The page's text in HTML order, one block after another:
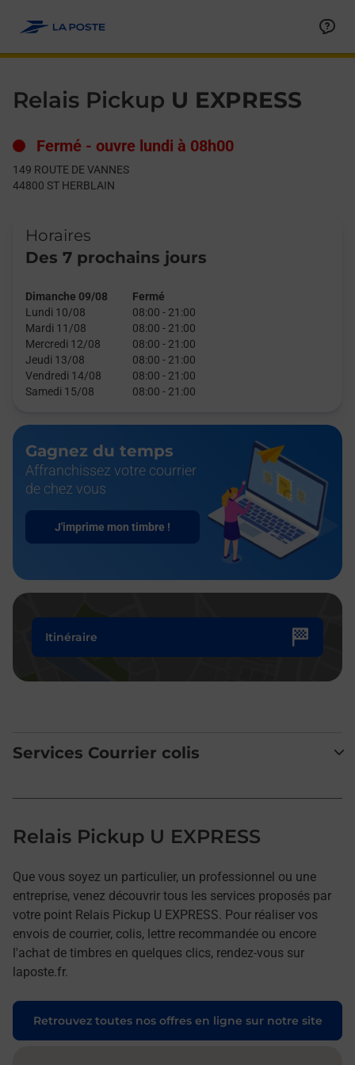
Relais Pickup U EXPRESS
Fermé - ouvre lundi à 08h00
149 ROUTE DE VANNES
44800 ST HERBLAIN
Horaires
Des 7 prochains jours
Dimanche 09/08
Fermé
Lundi 10/08
08:00 - 21:00
Mardi 11/08
08:00 - 21:00
Mercredi 12/08
08:00 - 21:00
Jeudi 13/08
08:00 - 21:00
Vendredi 14/08
08:00 - 21:00
Samedi 15/08
08:00 - 21:00
Gagnez du temps
Affranchissez votre courrier
de chez vous
J'imprime mon timbre !
Itinéraire
Services Courrier colis
Relais Pickup U EXPRESS
Que vous soyez un particulier, un professionnel ou une
entreprise, venez découvrir tous les services proposés par
votre point Relais Pickup U EXPRESS. Pour réaliser vos
envois de courrier, colis, lettre recommandée ou encore
l'achat de timbres en quelques clics, rendez-vous sur
laposte.fr.
Retrouvez toutes nos offres en ligne sur notre site